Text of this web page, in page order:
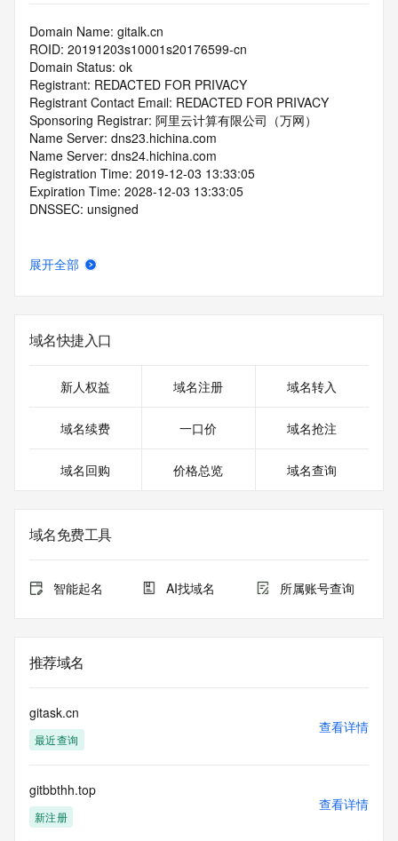
Domain Name: gitalk.cn
ROID: 20191203s10001s20176599-cn
Domain Status: ok
Registrant: REDACTED FOR PRIVACY
Registrant Contact Email: REDACTED FOR PRIVACY
Sponsoring Registrar: 阿里云计算有限公司（万网）
Name Server: dns23.hichina.com
Name Server: dns24.hichina.com
Registration Time: 2019-12-03 13:33:05
Expiration Time: 2028-12-03 13:33:05
DNSSEC: unsigned
展开全部
域名快捷入口
新人权益 域名注册 域名转入
域名续费 一口价 域名抢注
域名回购 价格总览 域名查询
域名免费工具
智能起名 AI找域名 所属账号查询
推荐域名
gitask.cn
最近查询
查看详情
gitbbthh.top
新注册
查看详情